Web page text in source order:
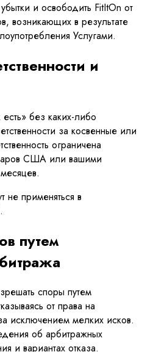
и освободить FitItOn от
возникающих в результате
Услугами.
и
без каких-либо
за косвенные или
ограничена
США или вашими
не применяться в
путем
споры путем
от права на
исключением мелких исков.
об арбитражных
и вариантах отказа.